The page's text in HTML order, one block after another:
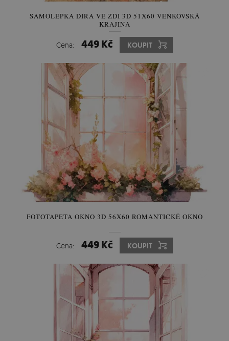
SAMOLEPKA DÍRA VE ZDI 3D 51X60 VENKOVSKÁ
KRAJINA
Cena: 449 Kč KOUPIT
FOTOTAPETA OKNO 3D 56X60 ROMANTICKÉ OKNO
Cena: 449 Kč KOUPIT